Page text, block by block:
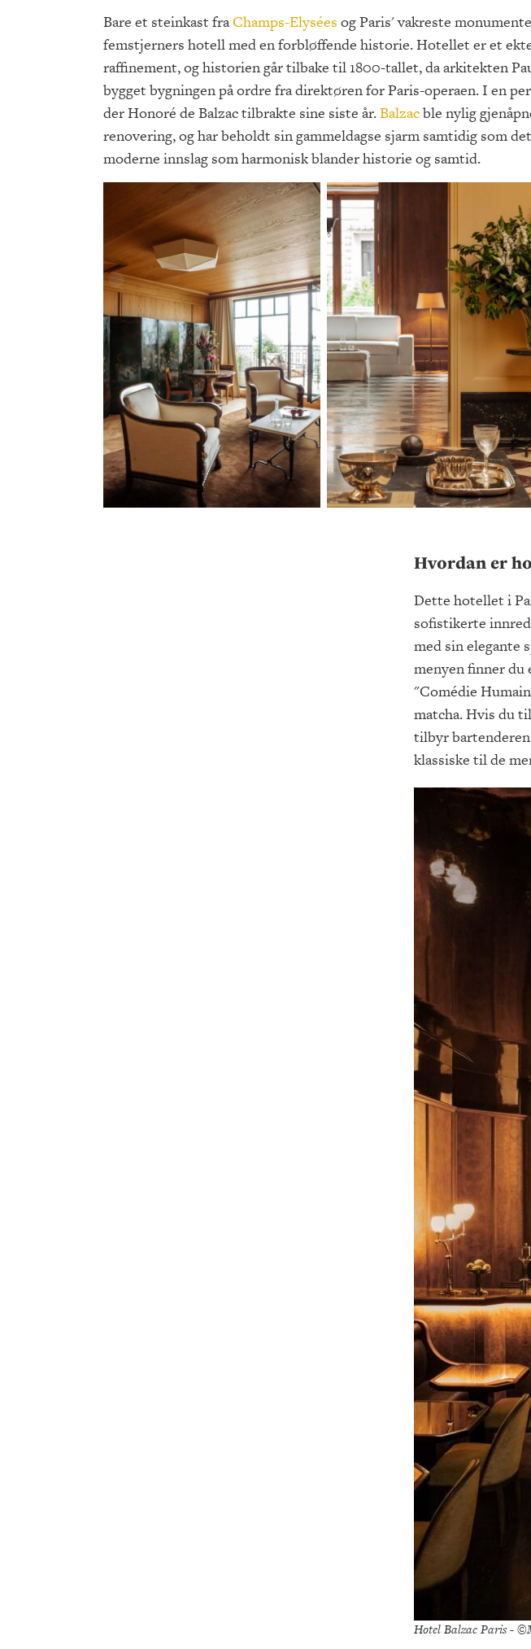
Bare et steinkast fraChamps-Elysées og Paris' vakreste
femstjerners hotell med en forbløffende historie. Hotellet er et
raffinement, og historien går tilbake til 1800-tallet, da arkitekten
bygget bygningen på ordre fra direktøren for Paris-operaen. I en
der Honoré de Balzac tilbrakte sine siste år.Balzacble nylig
renovering, og har beholdt sin gammeldagse sjarm samtidig som
moderne innslag som harmonisk blander historie og samtid.
Hvordan er
Dette hotellet i
sofistikerte
med sin elegante
menyen finner du
"Comédie
matcha. Hvis du
tilbyr bartenderen
klassiske til de
Hotel Balzac Paris -